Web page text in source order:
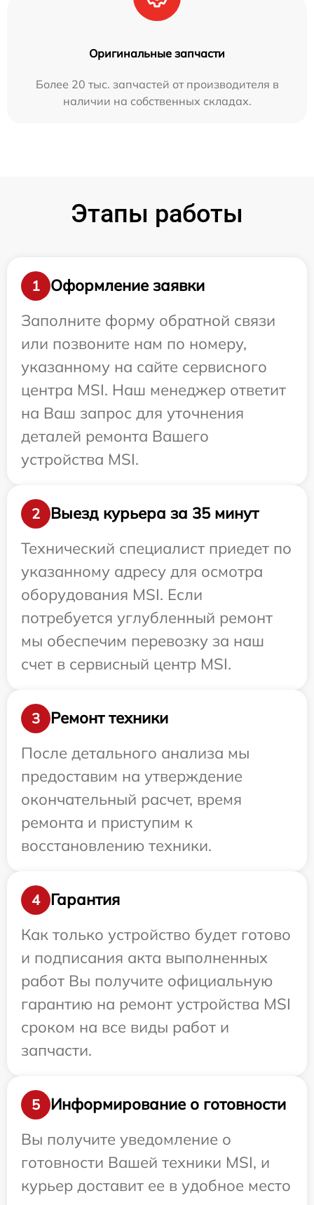
Оригинальные запчасти
Более 20 тыс. запчастей от производителя в
наличии на собственных складах.
Этапы работы
1
Оформление заявки
Заполните форму обратной связи
или позвоните нам по номеру,
указанному на сайте сервисного
центра MSI. Наш менеджер ответит
на Ваш запрос для уточнения
деталей ремонта Вашего
устройства MSI.
2
Выезд курьера за 35 минут
Технический специалист приедет по
указанному адресу для осмотра
оборудования MSI. Если
потребуется углубленный ремонт
мы обеспечим перевозку за наш
счет в сервисный центр MSI.
3
Ремонт техники
После детального анализа мы
предоставим на утверждение
окончательный расчет, время
ремонта и приступим к
восстановлению техники.
4
Гарантия
Как только устройство будет готово
и подписания акта выполненных
работ Вы получите официальную
гарантию на ремонт устройства MSI
сроком на все виды работ и
запчасти.
5
Информирование о готовности
Вы получите уведомление о
готовности Вашей техники MSI, и
курьер доставит ее в удобное место